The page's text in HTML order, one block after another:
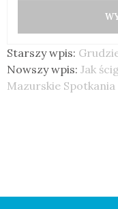
Starszy wpis:
Nowszy wpis: Jak
Mazurskie